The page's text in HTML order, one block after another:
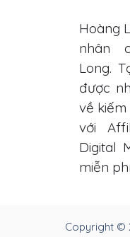
Hoàng
nhân
Long.
được
về kiếm
với
Digital
miễn
Copyright ©